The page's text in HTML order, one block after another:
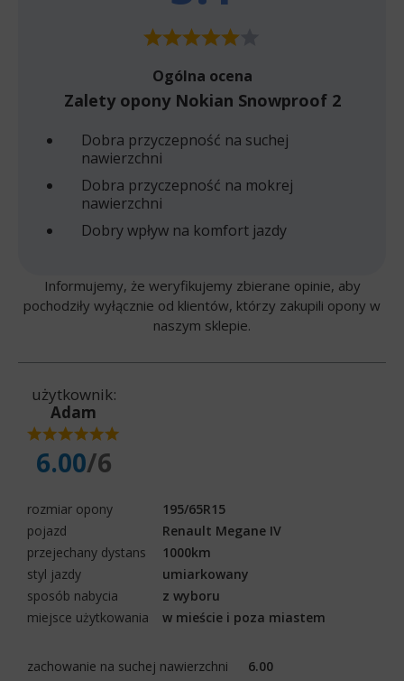
Ogólna ocena
Zalety opony Nokian Snowproof 2
Dobra przyczepność na suchej
nawierzchni
Dobra przyczepność na mokrej
nawierzchni
Dobry wpływ na komfort jazdy
Informujemy, że weryfikujemy zbierane opinie, aby
pochodziły wyłącznie od klientów, którzy zakupili opony w
naszym sklepie.
użytkownik:
Adam
6.00/6
rozmiar opony
195/65R15
pojazd
Renault Megane IV
przejechany dystans
1000km
styl jazdy
umiarkowany
sposób nabycia
z wyboru
miejsce użytkowania
w mieście i poza miastem
zachowanie na suchej nawierzchni
6.00